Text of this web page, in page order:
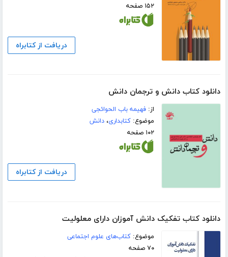
۱۵۲ صفحه
دریافت از کتابراه
دانلود کتاب دانش و ترجمان دانش
از:فهیمه باب الحوائجی
موضوع:کتابداری،دانش
۱۰۲ صفحه
دریافت از کتابراه
دانلود کتاب تفکیک دانش آموزان دارای معلولیت
موضوع:کتاب‌های علوم اجتماعی
۷۰ صفحه